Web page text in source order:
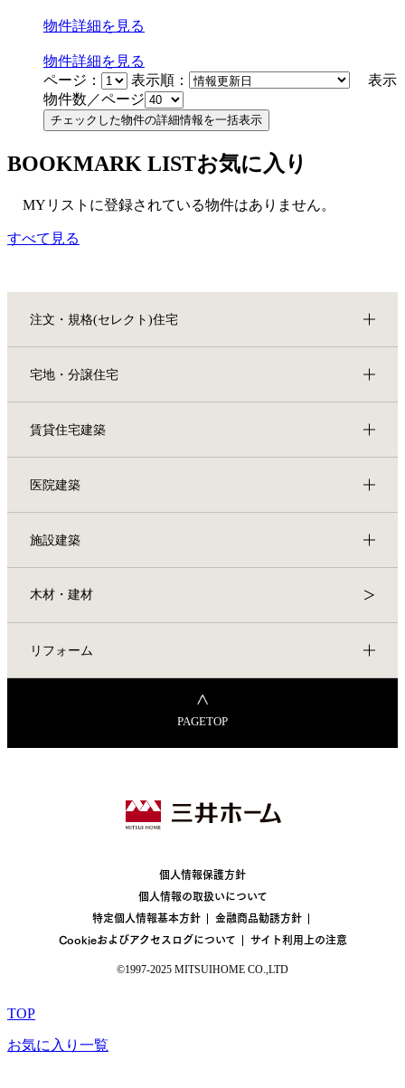
物件詳細を見る
物件詳細を見る
ページ：
表示順：
表示
物件数／ページ
BOOKMARK LISTお気に入り
MYリストに登録されている物件はありません。
すべて見る
注文・規格(セレクト)住宅
宅地・分譲住宅
賃貸住宅建築
医院建築
施設建築
木材・建材
リフォーム
PAGETOP
個人情報保護方針
個人情報の取扱いについて
特定個人情報基本方針
金融商品勧誘方針
Cookieおよびアクセスログについて
サイト利用上の注意
©1997-2025 MITSUIHOME CO.,LTD
TOP
お気に入り一覧